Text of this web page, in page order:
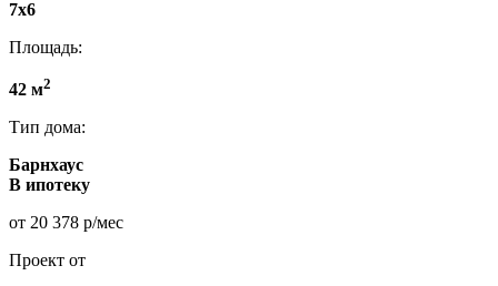
7x6
Площадь:
42 м2
Тип дома:
Барнхаус
В ипотеку
от 20 378 р/мес
Проект от